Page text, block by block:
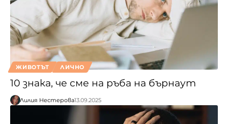
ЖИВОТЪТ ЛИЧНО
10 знака, че сме на ръба на бърнаут
Лилия Нестерова13.09.2025